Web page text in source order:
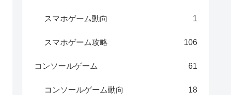
スマホゲーム動向 1
スマホゲーム攻略 106
コンソールゲーム 61
コンソールゲーム動向 18